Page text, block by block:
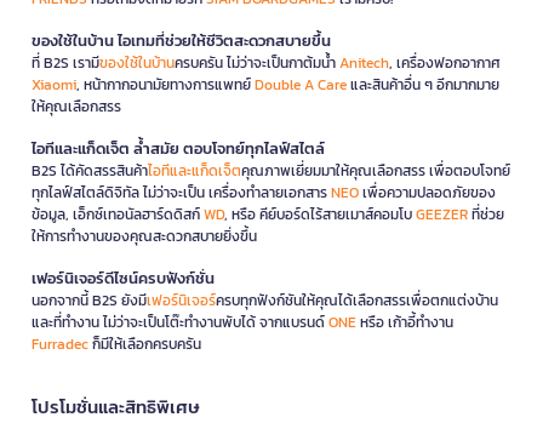
ของใช้ในบ้าน ไอเทมที่ช่วยให้ชีวิตสะดวกสบายขึ้น
ที่ B2S เรามีของใช้ในบ้านครบครัน ไม่ว่าจะเป็นกาต้มน้ำAnitech, เครื่องฟอกอากาศ
Xiaomi, หน้ากากอนามัยทางการแพทย์Double A Careและสินค้าอื่น ๆ อีกมากมาย
ให้คุณเลือกสรร
ไอทีและแก็ดเจ็ต ล้ำสมัย ตอบโจทย์ทุกไลฟ์สไตล์
B2S ได้คัดสรรสินค้าไอทีและแก็ดเจ็ตคุณภาพเยี่ยมมาให้คุณเลือกสรร เพื่อตอบโจทย์
ทุกไลฟ์สไตล์ดิจิทัล ไม่ว่าจะเป็น เครื่องทำลายเอกสารNEOเพื่อความปลอดภัยของ
ข้อมูล, เอ็กซ์เทอนัลฮาร์ดดิสก์WD, หรือ คีย์บอร์ดไร้สายเมาส์คอมโบGEEZERที่ช่วย
ให้การทำงานของคุณสะดวกสบายยิ่งขึ้น
เฟอร์นิเจอร์ดีไซน์ครบฟังก์ชั่น
นอกจากนี้ B2S ยังมีเฟอร์นิเจอร์ครบทุกฟังก์ชันให้คุณได้เลือกสรรเพื่อตกแต่งบ้าน
และที่ทำงาน ไม่ว่าจะเป็นโต๊ะทำงานพับได้ จากแบรนด์ONEหรือ เก้าอี้ทำงาน
Furradecก็มีให้เลือกครบครัน
โปรโมชั่นและสิทธิพิเศษ